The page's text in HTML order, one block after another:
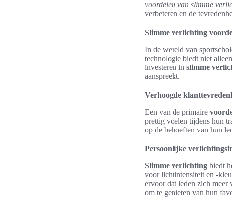
voordelen van slimme
verbeteren en de
Slimme verlichting
In de wereld van
technologie biedt niet
investeren in slimme
aanspreekt.
Verhoogde
Een van de primaire
prettig voelen tijdens hun
op de behoeften van hun
Persoonlijke
Slimme verlichting biedt
voor lichtintensiteit en -
ervoor dat leden zich meer
om te genieten van hun